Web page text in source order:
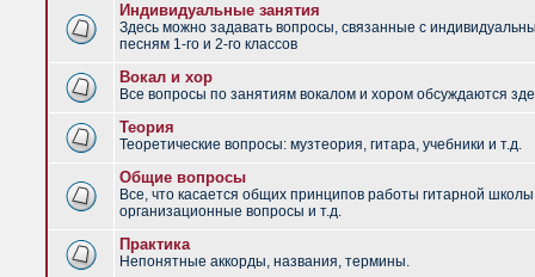
Индивидуальные занятия
Здесь можно задавать вопросы, связанные с
песням 1-го и 2-го классов
Вокал и хор
Все вопросы по занятиям вокалом и хором обсуждаются
Теория
Теоретические вопросы: музтеория, гитара, учебники и т.д.
Общие вопросы
Все, что касается общих принципов работы гитарной
организационные вопросы и т.д.
Практика
Непонятные аккорды, названия, термины.